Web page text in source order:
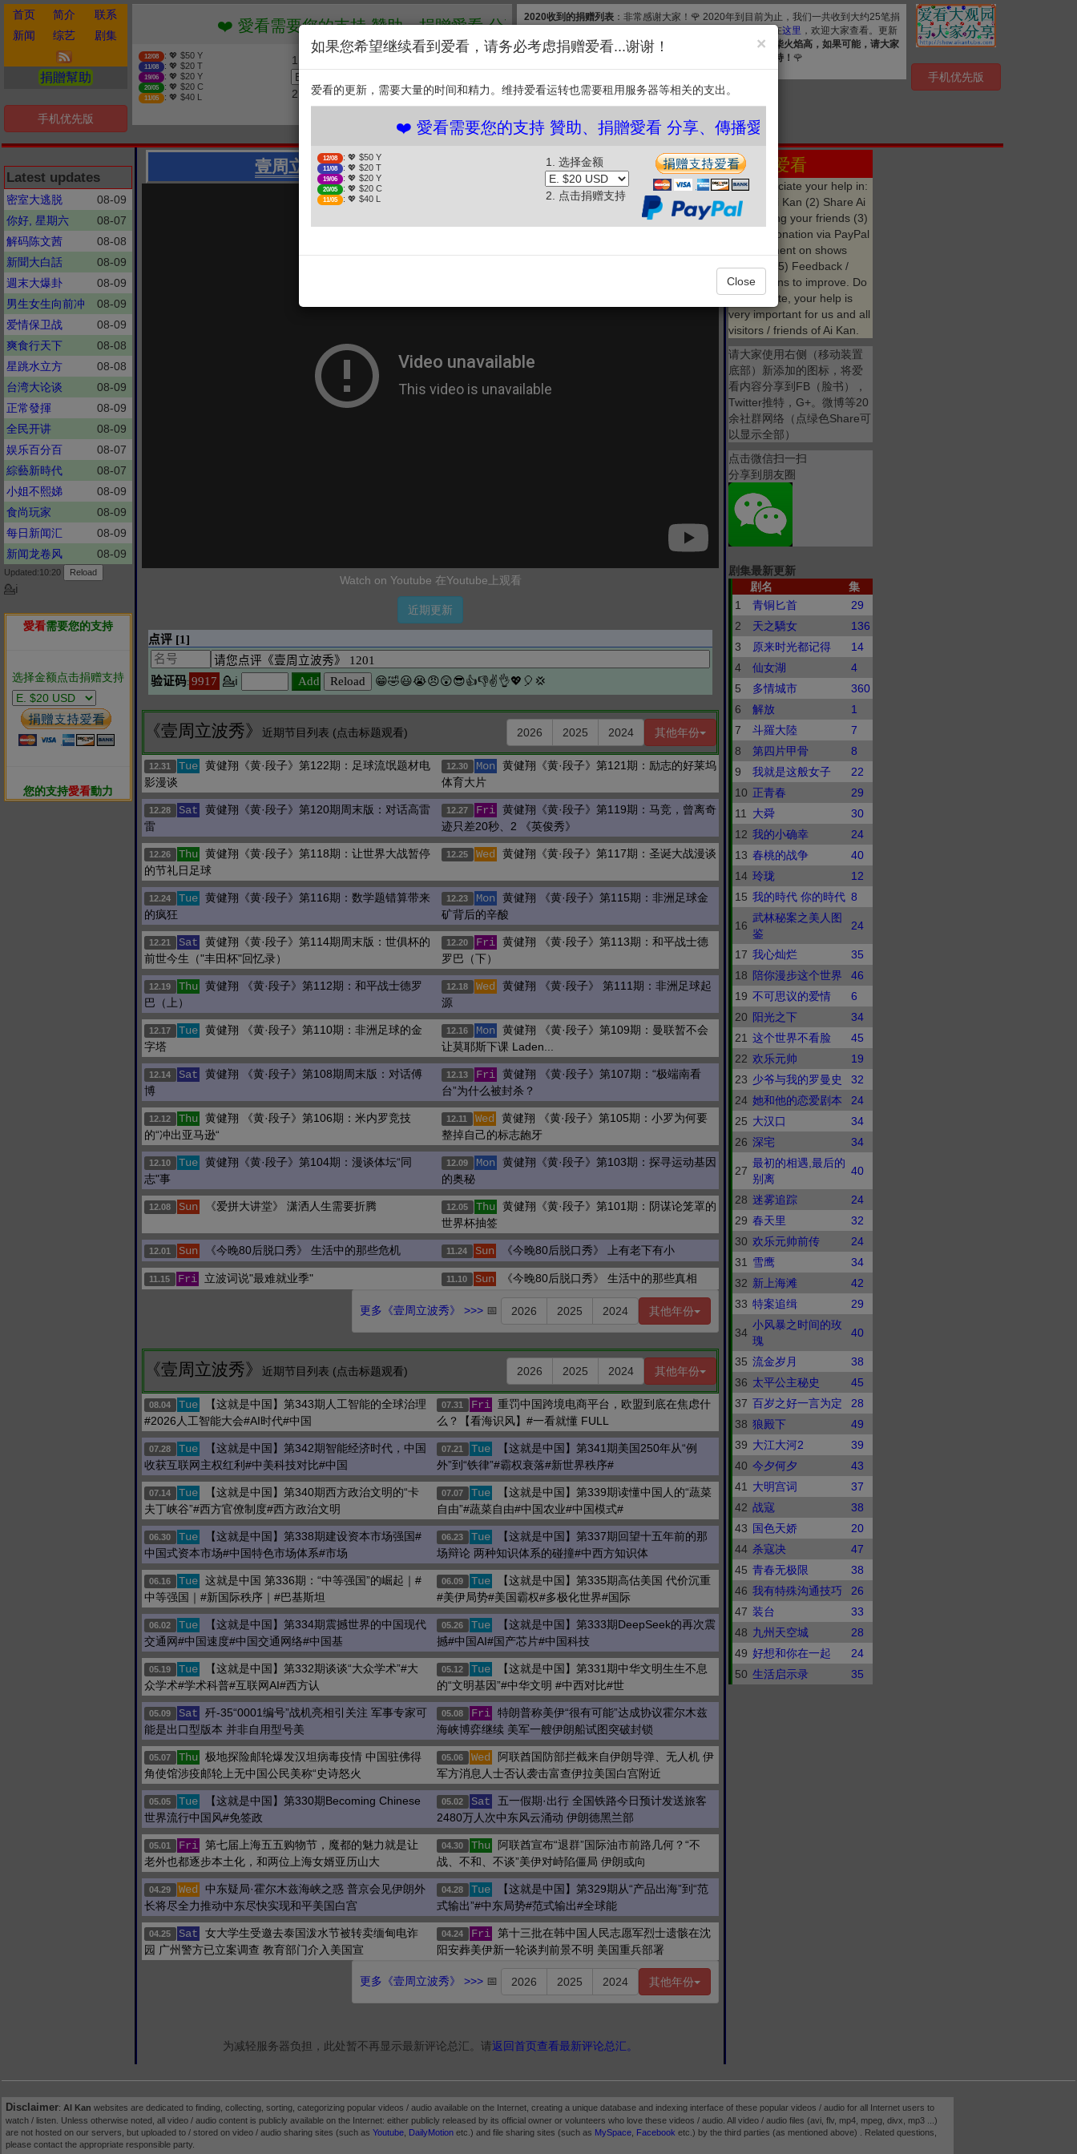
首页 简介
联系
新闻
综艺 剧集
捐贈幫助
手机优先版
❤️ 愛看需要您的支持 贊助、捐贈愛看 分享、傳播愛看 ❤️
12/08 : 💖 $50 Y
11/08 : 💖 $20 T
19/06 : 💖 $20 Y
20/05 : 💖 $20 C
11/05 : 💖 $40 L
1. 选择金额
2. 点击捐赠支持
2020收到的捐赠列表：非常感谢大家！🌹 2020年到目前为止，我们一共收到大约25笔捐
款, 合计$830. 扣除银行费用，净收$777.83. 详细清单公布在这里 ，欢迎大家查看。更新
和维护【爱看】，我们需要投入大量的时间和资源，
众人拾柴火焰高，如果可能，请大家
继续捐赠支持爱看。衷心感谢您的支持！ 🌹
手机优先版
Latest updates
密室大逃脱
08-09
你好, 星期六
08-07
解码陈文茜
08-08
新聞大白話
08-09
週末大爆卦
08-09
男生女生向前冲
08-09
爱情保卫战
08-09
爽食行天下
08-08
星跳水立方
08-08
台湾大论谈
08-09
正常發揮
08-09
全民开讲
08-09
娱乐百分百
08-07
綜藝新時代
08-07
小姐不熙娣
08-09
食尚玩家
08-09
每日新闻汇
08-09
新闻龙卷风
08-09
Updated:10:20
💁ℹ
愛看需要您的支持
选择金额点击捐赠支持
您的支持愛看動力
壹周立波秀 《今晚80后脱口秀》 生活中的那些危机 (2013.12.01)
Watch on Youtube 在Youtube上观看
近期更新
《壹周立波秀》 近期节目列表 (点击标题观看) 2026 2025 2024 其他年份
12.31 Tue 黄健翔《黄·段子》第122期：足球流氓题材电
影漫谈
12.30 Mon
黄健翔《黄·段子》第121期：励志的好莱坞
体育大片
12.28 Sat
黄健翔《黄·段子》第120期周末版：对话高雷
雷
12.27 Fri 黄健翔《黄·段子》第119期：马竞，曾离奇
迹只差20秒、2 《英俊秀》
12.26 Thu
黄健翔《黄·段子》第118期：让世界大战暂停
的节礼日足球
12.25 Wed 黄健翔《黄·段子》第117期：圣诞大战漫谈
12.24 Tue 黄健翔《黄·段子》第116期：数学题错算带来
的疯狂
12.23 Mon
黄健翔 《黄·段子》第115期：非洲足球金
矿背后的辛酸
12.21 Sat
黄健翔《黄·段子》第114期周末版：世俱杯的
前世今生（"丰田杯"回忆录）
12.20 Fri 黄健翔 《黄·段子》第113期：和平战士德
罗巴（下）
12.19 Thu
黄健翔 《黄·段子》第112期：和平战士德罗
巴（上）
12.18 Wed
黄健翔 《黄·段子》 第111期：非洲足球起
源
12.17 Tue 黄健翔 《黄·段子》第110期：非洲足球的金
字塔
12.16 Mon
黄健翔 《黄·段子》第109期：曼联暂不会
让莫耶斯下课 Laden...
12.14 Sat
黄健翔 《黄·段子》第108期周末版：对话傅
博
12.13 Fri 黄健翔 《黄·段子》第107期：“极端南看
台”为什么被封杀？
12.12 Thu
黄健翔 《黄·段子》第106期：米内罗竞技
的“冲出亚马逊“
12.11 Wed
黄健翔 《黄·段子》第105期：小罗为何要
整掉自己的标志龅牙
12.10 Tue 黄健翔《黄·段子》第104期：漫谈体坛“同
志"事
12.09 Mon
黄健翔《黄·段子》第103期：探寻运动基因
的奥秘
12.08 Sun 《爱拼大讲堂》 潇洒人生需要折腾 12.05 Thu
黄健翔《黄·段子》第101期：阴谋论笼罩的
世界杯抽签
12.01 Sun 《今晚80后脱口秀》 生活中的那些危机 11.24 Sun 《今晚80后脱口秀》 上有老下有小
11.15 Fri 立波词说"最难就业季" 11.10 Sun 《今晚80后脱口秀》 生活中的那些真相
更多《壹周立波秀》 >>> 📅 2026 2025 2024 其他年份
《壹周立波秀》 近期节目列表 (点击标题观看) 2026 2025 2024 其他年份
08.04 Tue
【这就是中国】第343期人工智能的全球治理
#2026人工智能大会#AI时代#中国
07.31 Fri 重罚中国跨境电商平台，欧盟到底在焦虑什
么？【看海识风】#一看就懂 FULL
07.28 Tue
【这就是中国】第342期智能经济时代，中国
收获互联网主权红利#中美科技对比#中国
07.21 Tue
【这就是中国】第341期美国250年从“例
外”到“铁律”#霸权衰落#新世界秩序#
07.14 Tue
【这就是中国】第340期西方政治文明的“卡
夫丁峡谷”#西方官僚制度#西方政治文明
07.07 Tue
【这就是中国】第339期读懂中国人的“蔬菜
自由”#蔬菜自由#中国农业#中国模式#
06.30 Tue
【这就是中国】第338期建设资本市场强国#
中国式资本市场#中国特色市场体系#市场
06.23 Tue
【这就是中国】第337期回望十五年前的那
场辩论 两种知识体系的碰撞#中西方知识体
06.16 Tue 这就是中国 第336期：“中等强国”的崛起｜#
中等强国｜#新国际秩序｜#巴基斯坦
06.09 Tue
【这就是中国】第335期高估美国 代价沉重
#美伊局势#美国霸权#多极化世界#国际
06.02 Tue
【这就是中国】第334期震撼世界的中国现代
交通网#中国速度#中国交通网络#中国基
05.26 Tue
【这就是中国】第333期DeepSeek的再次震
撼#中国AI#国产芯片#中国科技
05.19 Tue
【这就是中国】第332期谈谈“大众学术”#大
众学术#学术科普#互联网AI#西方认
05.12 Tue
【这就是中国】第331期中华文明生生不息
的“文明基因”#中华文明 #中西对比#世
05.09 Sat
歼-35“0001编号”战机亮相引关注 军事专家可
能是出口型版本 并非自用型号美
05.08 Fri 特朗普称美伊“很有可能”达成协议霍尔木兹
海峡博弈继续 美军一艘伊朗船试图突破封锁
05.07 Thu
极地探险邮轮爆发汉坦病毒疫情 中国驻佛得
角使馆涉疫邮轮上无中国公民美称“史诗怒火
05.06 Wed
阿联酋国防部拦截来自伊朗导弹、无人机 伊
军方消息人士否认袭击富查伊拉美国白宫附近
05.05 Tue
【这就是中国】第330期Becoming Chinese
世界流行中国风#免签政
05.02 Sat
五一假期·出行 全国铁路今日预计发送旅客
2480万人次中东风云涌动 伊朗德黑兰部
05.01 Fri 第七届上海五五购物节，魔都的魅力就是让
老外也都逐步本土化，和两位上海女婿亚历山大
04.30 Thu
阿联酋宣布“退群”国际油市前路几何？“不
战、不和、不谈”美伊对峙陷僵局 伊朗或向
04.29 Wed
中东疑局·霍尔木兹海峡之惑 普京会见伊朗外
长将尽全力推动中东尽快实现和平美国白宫
04.28 Tue
【这就是中国】第329期从“产品出海”到“范
式输出”#中东局势#范式输出#全球能
04.25 Sat
女大学生受邀去泰国泼水节被转卖缅甸电诈
园 广州警方已立案调查 教育部门介入美国宣
04.24 Fri 第十三批在韩中国人民志愿军烈士遗骸在沈
阳安葬美伊新一轮谈判前景不明 美国重兵部署
更多《壹周立波秀》 >>> 📅 2026 2025 2024 其他年份
为减轻服务器负担，此处暂不再显示最新评论总汇。请返回首页查看最新评论总汇。
分享 爱看
We appreciate your help in:
(1) Like Ai Kan (2) Share Ai
Kan among your friends (3)
Make a donation via PayPal
(4) Comment on shows
watched (5) Feedback /
suggestions to improve. Do
not hesitate, your help is
very important for us and all
visitors / friends of Ai Kan.
请大家使用右侧（移动装置
底部）新添加的图标，将爱
看内容分享到FB（脸书），
Twitter推特，G+。微博等20
余社群网络（点绿色Share可
以显示全部）
点击微信扫一扫
分享到朋友圈
剧集最新更新
剧名
集
1
青铜匕首
29
2
天之驕女
136
3
原来时光都记得
14
4
仙女湖
4
5
多情城市
360
6
解放
1
7
斗羅大陸
7
8
第四片甲骨
8
9
我就是这般女子
22
10 正青春
29
11
大舜
30
12 我的小确幸
24
13 春桃的战争
40
14 玲珑
12
15 我的時代 你的時代 8
16
武林秘案之美人图
鉴
24
17 我心灿烂
35
18 陪你漫步这个世界
46
19 不可思议的爱情
6
20 阳光之下
34
21 这个世界不看脸
45
22 欢乐元帅
19
23 少爷与我的罗曼史
32
24 她和他的恋爱剧本
24
25 大汉口
34
26 深宅 34
27
最初的相遇,最后的
别离
40
28 迷雾追踪
24
29 春天里
32
30 欢乐元帅前传
24
31
雪鹰
34
32 新上海滩
42
33 特案追缉 29
34
小风暴之时间的玫
瑰
40
35 流金岁月
38
36 太平公主秘史
45
37 百岁之好一言为定
28
38 狼殿下
49
39 大江大河2
39
40 今夕何夕
43
41
大明宫词
37
42 战寇
38
43 国色天娇
20
44 杀寇决
47
45 青春无极限
38
46 我有特殊沟通技巧
26
47 装台
33
48 九州天空城
28
49 好想和你在一起
24
50 生活启示录 35
Disclaimer: AI Kan websites are dedicated to finding, collecting, sorting, categorizing popular videos / audio available on the Internet, creating a unique database and indexing interface of these popular videos / audio for all Internet users to
watch / listen. Unless otherwise noted, all video / audio content is publicly available on the Internet: either publicly released by its official owner or volunteers who love these videos / audio. All video / audio files (avi, flv, mp4, mpeg, divx, mp3 ...)
are not hosted on our servers, but uploaded to / stored on video / audio sharing sites (such as Youtube DailyMotion etc.) and file sharing sites (such as MySpace Facebook etc.) by the third parties (as mentioned above) . Related questions,
please contact the appropriate responsible party.
×
如果您希望继续看到爱看，请务必考虑捐赠爱看...谢谢！
爱看的更新，需要大量的时间和精力。维持爱看运转也需要租用服务器等相关的支出。
❤️ 愛看需要您的支持 贊助、捐贈愛看 分享、傳播愛看 ❤️
12/08 : 💖 $50 Y
11/08 : 💖 $20 T
19/06 : 💖 $20 Y
20/05 : 💖 $20 C
11/05 : 💖 $40 L
1. 选择金额
2. 点击捐赠支持
Close